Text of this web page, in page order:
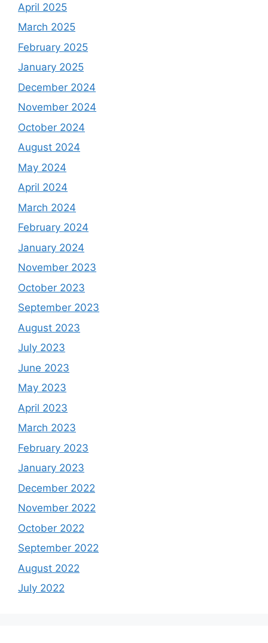
April 2025
March 2025
February 2025
January 2025
December 2024
November 2024
October 2024
August 2024
May 2024
April 2024
March 2024
February 2024
January 2024
November 2023
October 2023
September 2023
August 2023
July 2023
June 2023
May 2023
April 2023
March 2023
February 2023
January 2023
December 2022
November 2022
October 2022
September 2022
August 2022
July 2022